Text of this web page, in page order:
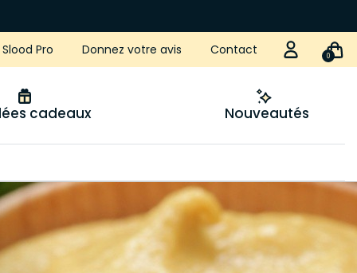
Slood Pro Donnez votre avis Contact 0
cadeaux Nouveautés